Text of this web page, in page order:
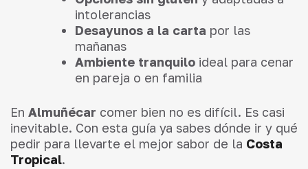
intolerancias
Desayunos a la carta por las
mañanas
Ambiente tranquilo ideal para cenar
en pareja o en familia
En Almuñécar comer bien no es difícil. Es casi
inevitable. Con esta guía ya sabes dónde ir y qué
pedir para llevarte el mejor sabor de la Costa
Tropical.